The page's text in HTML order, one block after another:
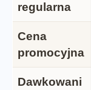
regularna
Cena
promocyjna
Dawkowani